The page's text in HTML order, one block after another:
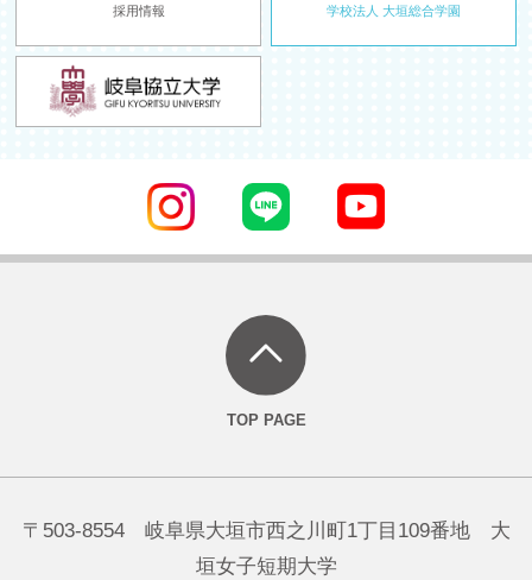
採用情報 学校法人 大垣総合学園
〒503-8554 岐阜県大垣市西之川町1丁目109番地 大
垣女子短期大学